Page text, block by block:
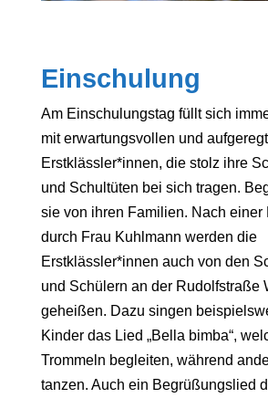
Einschulung
Am Einschulungstag füllt sich
mit erwartungsvollen und
Erstklässler*innen, die stolz ihre
und Schultüten bei sich tragen.
sie von ihren Familien. Nach einer
durch Frau Kuhlmann werden die
Erstklässler*innen auch von den
und Schülern an der Rudolfstraße
geheißen. Dazu singen
Kinder das Lied „Bella bimba“,
Trommeln begleiten, während
tanzen. Auch ein Begrüßungslied